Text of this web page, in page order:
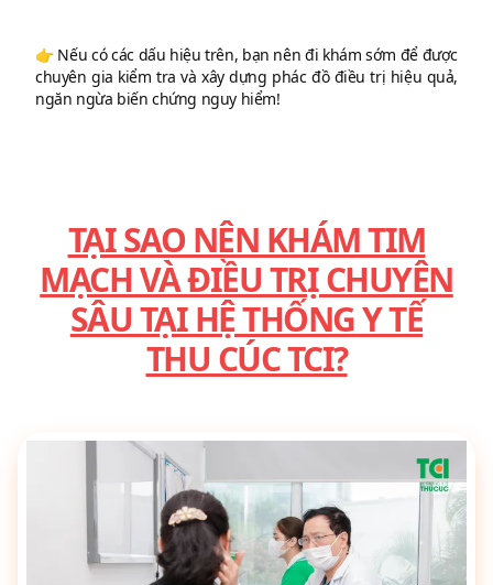
👉 Nếu có các dấu hiệu trên, bạn nên đi khám sớm để được
chuyên gia kiểm tra và xây dựng phác đồ điều trị hiệu quả,
ngăn ngừa biến chứng nguy hiểm!
TẠI SAO NÊN KHÁM TIM
MẠCH VÀ ĐIỀU TRỊ CHUYÊN
SÂU TẠI HỆ THỐNG Y TẾ
THU CÚC TCI?